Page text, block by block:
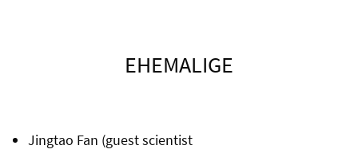
EHEMALIGE
Jingtao Fan (guest scientist